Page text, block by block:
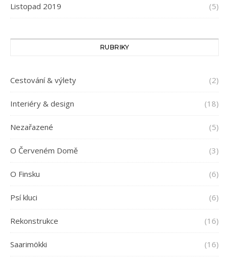
Listopad 2019 (5)
RUBRIKY
Cestování & výlety (2)
Interiéry & design (18)
Nezařazené (5)
O Červeném Domě (3)
O Finsku (6)
Psí kluci (6)
Rekonstrukce (16)
Saarimökki (16)